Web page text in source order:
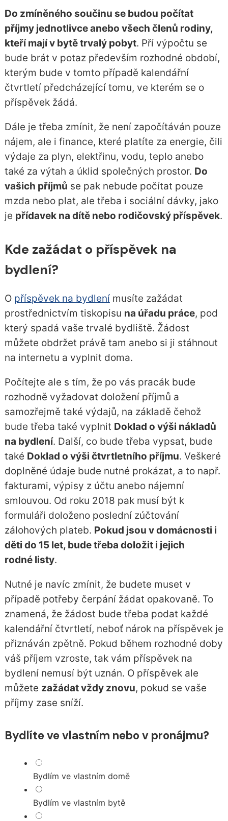
Do zmíněného součinu se budou počítat
příjmy jednotlivce anebo všech členů rodiny,
kteří mají v bytě trvalý pobyt. Pří výpočtu se
bude brát v potaz především rozhodné období,
kterým bude v tomto případě kalendářní
čtvrtletí předcházející tomu, ve kterém se o
příspěvek žádá.
Dále je třeba zmínit, že není započítáván pouze
nájem, ale i finance, které platíte za energie, čili
výdaje za plyn, elektřinu, vodu, teplo anebo
také za výtah a úklid společných prostor. Do
vašich příjmů se pak nebude počítat pouze
mzda nebo plat, ale třeba i sociální dávky, jako
je přídavek na dítě nebo rodičovský příspěvek.
Kde zažádat o příspěvek na
bydlení?
O příspěvek na bydlenímusíte zažádat
prostřednictvím tiskopisu na úřadu práce, pod
který spadá vaše trvalé bydliště. Žádost
můžete obdržet právě tam anebo si ji stáhnout
na internetu a vyplnit doma.
Počítejte ale s tím, že po vás pracák bude
rozhodně vyžadovat doložení příjmů a
samozřejmě také výdajů, na základě čehož
bude třeba také vyplnit Doklad o výši nákladů
na bydlení. Další, co bude třeba vypsat, bude
také Doklad o výši čtvrtletního příjmu. Veškeré
doplněné údaje bude nutné prokázat, a to např.
fakturami, výpisy z účtu anebo nájemní
smlouvou. Od roku 2018 pak musí být k
formuláři doloženo poslední zúčtování
zálohových plateb. Pokud jsou v domácnosti i
děti do 15 let, bude třeba doložit i jejich
rodné listy.
Nutné je navíc zmínit, že budete muset v
případě potřeby čerpání žádat opakovaně. To
znamená, že žádost bude třeba podat každé
kalendářní čtvrtletí, neboť nárok na příspěvek je
přiznáván zpětně. Pokud během rozhodné doby
váš příjem vzroste, tak vám příspěvek na
bydlení nemusí být uznán. O příspěvek ale
můžete zažádat vždy znovu, pokud se vaše
příjmy zase sníží.
Bydlíte ve vlastním nebo v pronájmu?
Bydlím ve vlastním domě
Bydlím ve vlastním bytě